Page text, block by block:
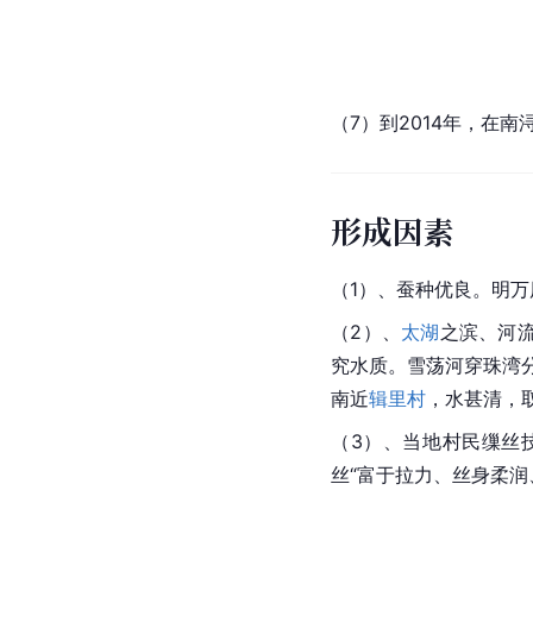
（7）到2014年，在南
形成因素
（1）、蚕种优良。明
（2）、 太湖之滨、河
究水质。雪荡河穿珠湾
南近辑里村 ，水甚清，
（3）、当地村民缫
丝“富于拉力、丝身柔